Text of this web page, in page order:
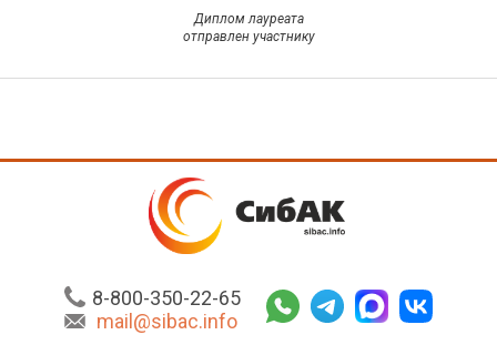
Диплом лауреата
отправлен участнику
8-800-350-22-65
mail@sibac.info